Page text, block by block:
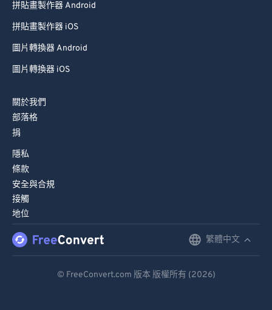
拼貼畫製作器 Android
拼貼畫製作器 iOS
圖片轉換器 Android
圖片轉換器 iOS
關於我們
部落格
捐
隱私
條款
安全與合規
接觸
地位
繁體中文
© FreeConvert.com 版本 版權所有 (2026)